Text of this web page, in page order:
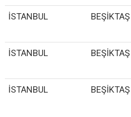
İSTANBUL BEŞİKTAŞ
İSTANBUL BEŞİKTAŞ
İSTANBUL BEŞİKTAŞ